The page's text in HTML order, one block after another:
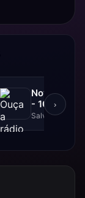
NovaBrasil
- 104.7 FM
Salvador, BA
›